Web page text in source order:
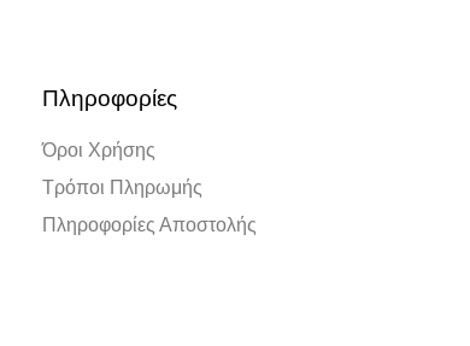
Πληροφορίες
Όροι Χρήσης
Τρόποι Πληρωμής
Πληροφορίες Αποστολής